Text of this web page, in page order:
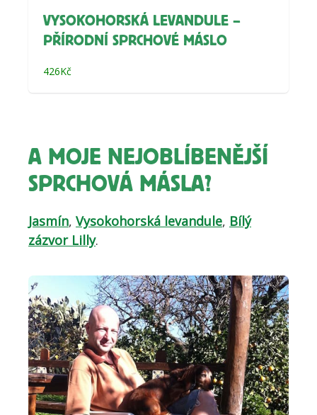
VYSOKOHORSKÁ LEVANDULE –
PŘÍRODNÍ SPRCHOVÉ MÁSLO
426Kč
A MOJE NEJOBLÍBENĚJŠÍ
SPRCHOVÁ MÁSLA?
Jasmín, Vysokohorská levandule, Bílý
zázvor Lilly.